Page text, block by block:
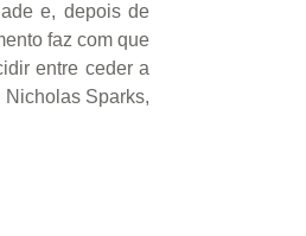
e, depois de
faz com que
entre ceder a
Sparks,